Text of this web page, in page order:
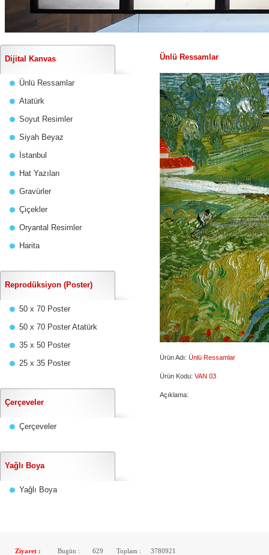
Dijital Kanvas
Ünlü Ressamlar
Atatürk
Soyut Resimler
Siyah Beyaz
İstanbul
Hat Yazıları
Gravürler
Çiçekler
Oryantal Resimler
Harita
Reprodüksiyon (Poster)
50 x 70 Poster
50 x 70 Poster Atatürk
35 x 50 Poster
25 x 35 Poster
Çerçeveler
Çerçeveler
Yağlı Boya
Yağlı Boya
Ünlü Ressamlar
Ürün Adı: Ünlü Ressamlar
Ürün Kodu: VAN 03
Açıklama:
Ziyaret : Bugün : 629 Toplam : 3780921